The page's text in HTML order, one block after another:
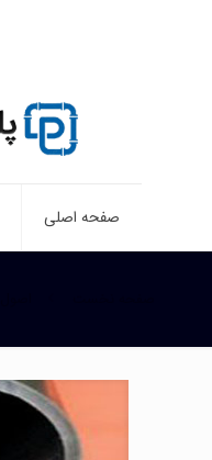
صفحه اصلی